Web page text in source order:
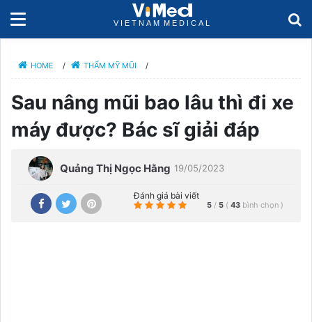
HOME / THẨM MỸ MŨI /
Sau nâng mũi bao lâu thì đi xe
máy được? Bác sĩ giải đáp
Quảng Thị Ngọc Hằng 19/05/2023
Đánh giá bài viết
5 / 5 ( 43 bình chọn )